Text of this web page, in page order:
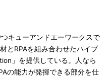
キューアンドエーワークスで
とRPAを組み合わせたハイブ
」を提供している。人なら
の能力が発揮できる部分を仕